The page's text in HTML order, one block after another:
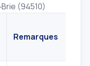
(94510)
Remarques